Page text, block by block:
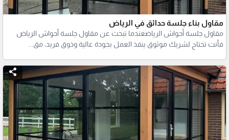
مقاول بناء جلسة حدائق في الرياض
مقاول جلسة أحواش الرياضعندما تبحث عن مقاول جلسة أحواش الرياض
فأنت تحتاج لشريك موثوق ينفذ العمل بجودة عالية وذوق فريد، مق...